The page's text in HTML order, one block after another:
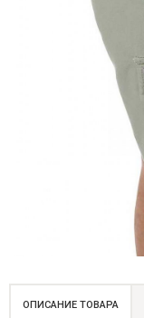
ОПИСАНИЕ ТОВАРА